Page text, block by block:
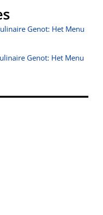
Genot: Het Menu
Genot: Het Menu